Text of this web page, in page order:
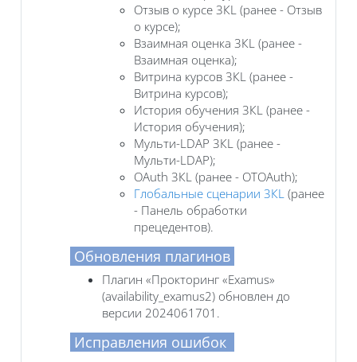
Отзыв о курсе 3КL (ранее - Отзыв
о курсе);
Взаимная оценка 3КL (ранее -
Взаимная оценка);
Витрина курсов 3КL (ранее -
Витрина курсов);
История обучения 3КL (ранее -
История обучения);
Мульти-LDAP 3КL (ранее -
Мульти-LDAP);
OAuth 3КL (ранее - OTOAuth);
Глобальные сценарии 3КL (ранее
- Панель обработки
прецедентов).
Обновления плагинов
Плагин «Прокторинг «Examus»
(availability_examus2) обновлен до
версии 2024061701.
Исправления ошибок